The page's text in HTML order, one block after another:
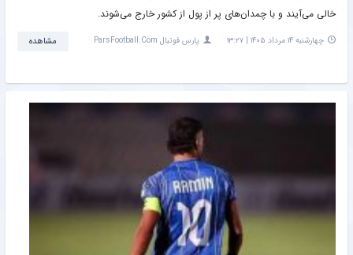
خالی می‌آیند و با چمدان‌های پر از پول از کشور خارج می‌شوند.
چهارشنبه ۱۴ مرداد ۱۴۰۵ | ۱۳:۲۷ پارس فوتبال ParsFootball.Com مشاهده